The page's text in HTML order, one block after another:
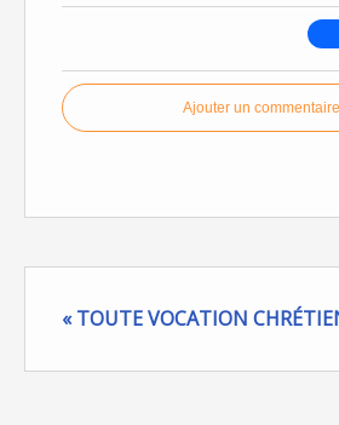
Ajouter un commentaire
« TOUTE VOCATION